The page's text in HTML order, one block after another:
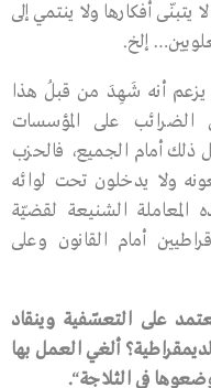
أفكارها ولا ينتمي إلى
إلخ.
يزعم أنه شَهِدَ من قبلُ هذا
الضرائب على المؤسسات
ذلك أمام الجميع، فالحزب
ولا يدخلون تحت لوائه
المعاملة الشنيعة لقضيّة
أمام القانون وعلى
على التعسّفية وينقاد
ألغي العمل بها
في الثلاجة“
.